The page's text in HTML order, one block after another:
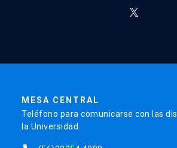
MESA CENTRAL
Teléfono para comunicarse con las
la Universidad.